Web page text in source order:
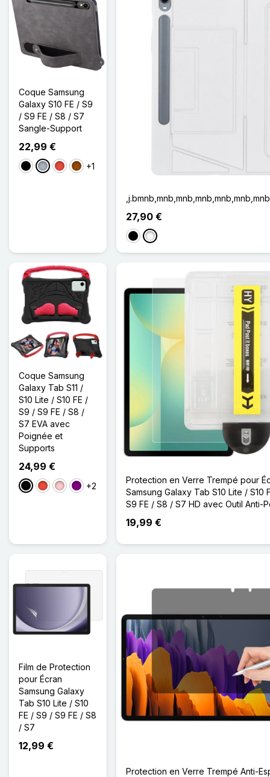
Coque Samsung
Galaxy S10 FE / S9
/ S9 FE / S8 / S7
Sangle-Support
22,99 €
NoirGris RougeMarron
+1
27,90 €
NoirBlanc
Coque Samsung
Galaxy Tab S11 /
S10 Lite / S10 FE /
S9 / S9 FE / S8 /
S7 EVA avec
Poignée et
Supports
24,99 €
NoirRougeRoseViolet
+2
Protection en Verre Trempé pour
Samsung Galaxy Tab S10 Lite / S10
S9 FE / S8 / S7 HD avec Outil Anti-
19,99 €
Film de Protection
pour Écran
Samsung Galaxy
Tab S10 Lite / S10
FE / S9 / S9 FE / S8
/ S7
12,99 €
Protection en Verre Trempé Anti-